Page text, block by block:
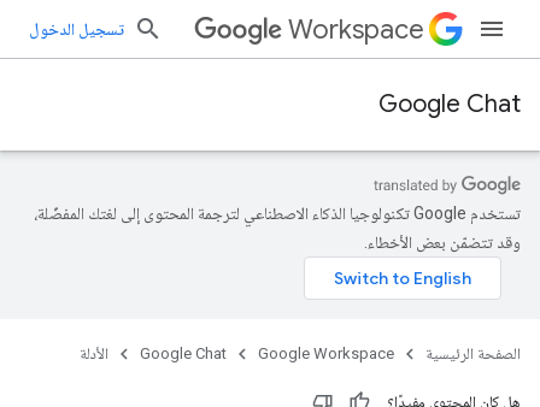
Workspace تسجيل الدخول
Google Chat
تستخدم Google تكنولوجيا الذكاء الاصطناعي لترجمة المحتوى إلى لغتك المفضّلة،
وقد تتضمّن بعض الأخطاء.
الصفحة الرئيسية Google Workspace
Google Chat الأدلة
هل كان المحتوى مفيدًا؟